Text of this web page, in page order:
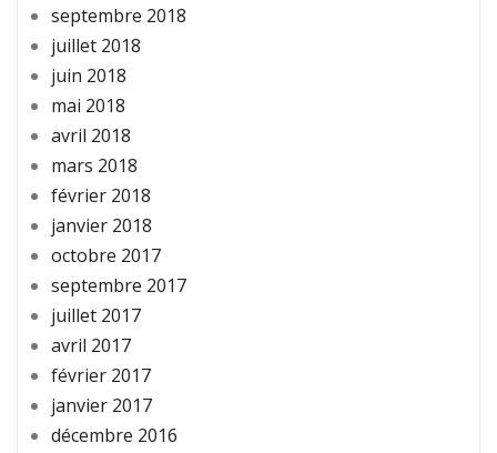
septembre 2018
juillet 2018
juin 2018
mai 2018
avril 2018
mars 2018
février 2018
janvier 2018
octobre 2017
septembre 2017
juillet 2017
avril 2017
février 2017
janvier 2017
décembre 2016